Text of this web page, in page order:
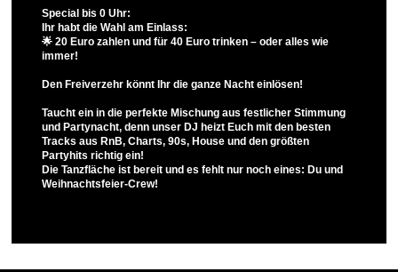
Special bis 0 Uhr:
Ihr habt die Wahl am Einlass:
🌟 20 Euro zahlen und für 40 Euro trinken – oder alles wie
immer!
Den Freiverzehr könnt Ihr die ganze Nacht einlösen!
Taucht ein in die perfekte Mischung aus festlicher Stimmung
und Partynacht, denn unser DJ heizt Euch mit den besten
Tracks aus RnB, Charts, 90s, House und den größten
Partyhits richtig ein!
Die Tanzfläche ist bereit und es fehlt nur noch eines: Du und
Weihnachtsfeier-Crew!